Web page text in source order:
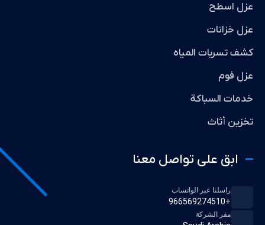
عزل اسطح
عزل خزانات
كشف تسربات المياه
عزل فوم
خدمات السباكة
تخزين أثاث
ابق على تواصل معنا
راسلنا عبر الواتساب
+966569274510
مقر الشركة